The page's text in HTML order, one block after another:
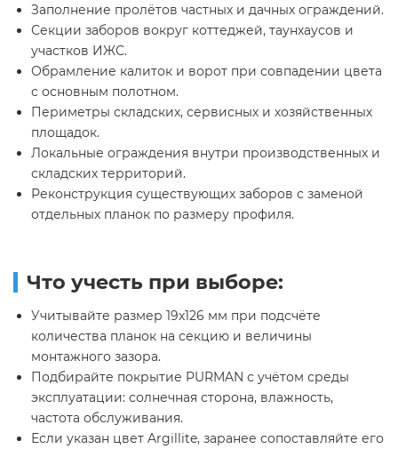
Заполнение пролётов частных и дачных ограждений.
Секции заборов вокруг коттеджей, таунхаусов и
участков ИЖС.
Обрамление калиток и ворот при совпадении цвета
с основным полотном.
Периметры складских, сервисных и хозяйственных
площадок.
Локальные ограждения внутри производственных и
складских территорий.
Реконструкция существующих заборов с заменой
отдельных планок по размеру профиля.
Что учесть при выборе:
Учитывайте размер 19х126 мм при подсчёте
количества планок на секцию и величины
монтажного зазора.
Подбирайте покрытие PURMAN с учётом среды
эксплуатации: солнечная сторона, влажность,
частота обслуживания.
Если указан цвет Argillite, заранее сопоставляйте его